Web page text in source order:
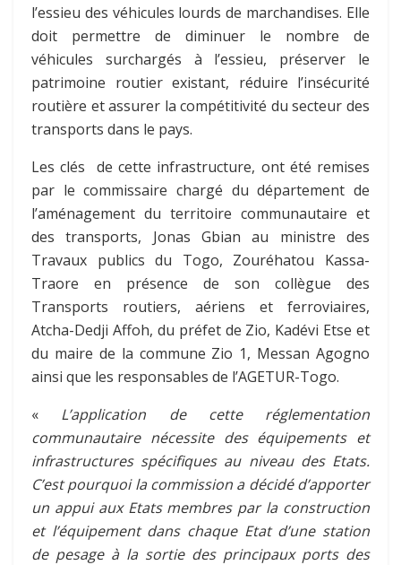
l’essieu des véhicules lourds de marchandises. Elle
doit permettre de diminuer le nombre de
véhicules surchargés à l’essieu, préserver le
patrimoine routier existant, réduire l’insécurité
routière et assurer la compétitivité du secteur des
transports dans le pays.
Les clés de cette infrastructure, ont été remises
par le commissaire chargé du département de
l’aménagement du territoire communautaire et
des transports, Jonas Gbian au ministre des
Travaux publics du Togo, Zouréhatou Kassa-
Traore en présence de son collègue des
Transports routiers, aériens et ferroviaires,
Atcha-Dedji Affoh, du préfet de Zio, Kadévi Etse et
du maire de la commune Zio 1, Messan Agogno
ainsi que les responsables de l’AGETUR-Togo.
« L’application de cette réglementation
communautaire nécessite des équipements et
infrastructures spécifiques au niveau des Etats.
C’est pourquoi la commission a décidé d’apporter
un appui aux Etats membres par la construction
et l’équipement dans chaque Etat d’une station
de pesage à la sortie des principaux ports des